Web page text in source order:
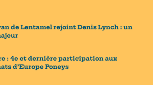
de Lentamel rejoint Denis Lynch : un
: 4e et dernière participation aux
d’Europe Poneys